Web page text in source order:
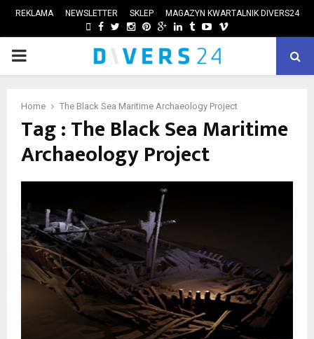
REKLAMA NEWSLETTER SKLEP MAGAZYN KWARTALNIK DIVERS24
FACEBOOK
TWITTER
INSTAGRAM
PINTEREST
GOOGLE
LINKEDIN
TUMBLRYOUTUBE
VIMEO
PRIMARY
Home The Black Sea Maritime Archaeology Project
Tag : The Black Sea Maritime
Archaeology Project